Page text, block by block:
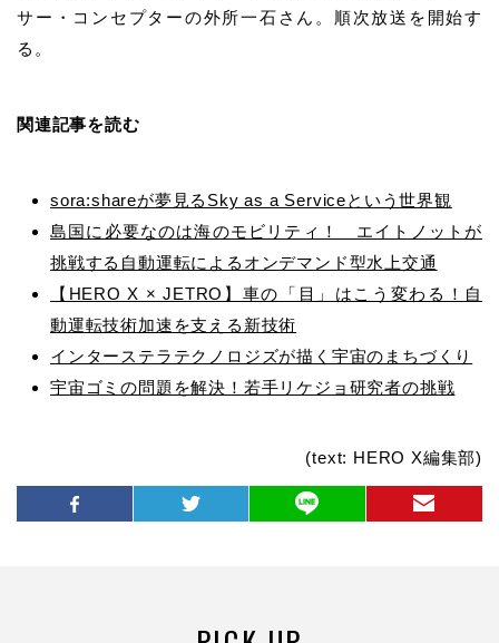
サー・コンセプターの外所一石さん。順次放送を開始す
る。
関連記事を読む
sora:shareが夢見るSky as a Serviceという世界観
島国に必要なのは海のモビリティ！ エイトノットが
挑戦する自動運転によるオンデマンド型水上交通
【HERO X × JETRO】車の「目」はこう変わる！自
動運転技術加速を支える新技術
インターステラテクノロジズが描く宇宙のまちづくり
宇宙ゴミの問題を解決！若手リケジョ研究者の挑戦
(text: HERO X編集部)